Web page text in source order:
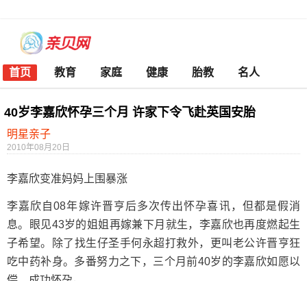
首页 教育 家庭 健康 胎教 名人
40岁李嘉欣怀孕三个月 许家下令飞赴英国安胎
明星亲子
2010年08月20日
李嘉欣变准妈妈上围暴涨
李嘉欣自08年嫁许晋亨后多次传出怀孕喜讯，但都是假消
息。眼见43岁的姐姐再嫁兼下月就生，李嘉欣也再度燃起生
子希望。除了找生仔圣手何永超打救外，更叫老公许晋亨狂
吃中药补身。多番努力之下，三个月前40岁的李嘉欣如愿以